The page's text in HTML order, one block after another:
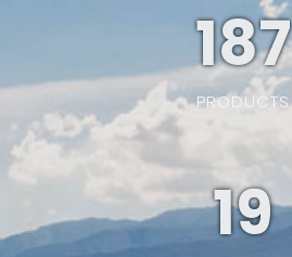
187
PRODUCTS
19